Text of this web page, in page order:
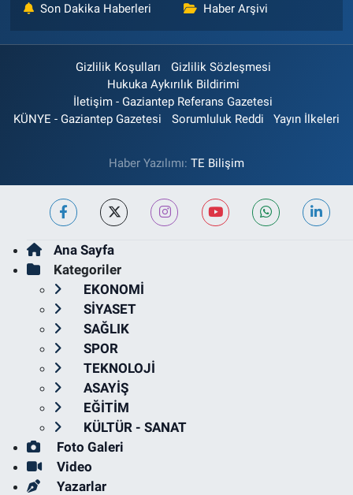
Son Dakika Haberleri Haber Arşivi
Gizlilik Koşulları
Gizlilik Sözleşmesi
Hukuka Aykırılık Bildirimi
İletişim - Gaziantep Referans Gazetesi
KÜNYE - Gaziantep Gazetesi
Sorumluluk Reddi Yayın İlkeleri
Haber Yazılımı: TE Bilişim
Ana Sayfa
Kategoriler
EKONOMİ
SİYASET
SAĞLIK
SPOR
TEKNOLOJİ
ASAYİŞ
EĞİTİM
KÜLTÜR - SANAT
Foto Galeri
Video
Yazarlar